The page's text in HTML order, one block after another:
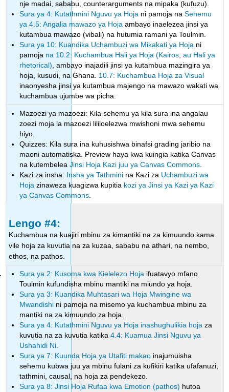
nje madai, sababu, counterarguments na mipaka (kufuzu).
Sura ya 4: Kutathmini Nguvu ya Hoja ni pamoja naSehemu
ya 4.5: Angalia mawazo ya Hoja ambayo inaelezea jinsi ya
kutambua mawazo (vibali) na hutumia ramani ya Toulmin.
Sura ya 10: Kuandika Uchambuzi wa Mikakati ya Hoja ni
pamoja na 10.2: Kuchambua Hali ya Hoja (Kairos, au Hali ya
rhetorical), ambayo inajadili jinsi ya kutambua mazingira ya
hoja, kusudi, na Ghana. 10.7: Kuchambua Hoja za Visual
inaonyesha jinsi ya kutambua majengo na mawazo wakati wa
kuchambua ujumbe wa picha.
Mazoezi ya mazoezi: Kila sehemu ya kila sura ina angalau
zoezi moja la mazoezi lililoelezwa mwishoni mwa sehemu
hiyo.
Quizzes: Kila sura ina kuhusishwa binafsi grading jaribio na
maoni automatiska. Preview haya kwa kuingia katika Canvas
na kutembeleaJinsi Hoja Kazi juu ya Canvas Commons
Kazi za insha: Insha ya Tathmini na Kazi za Uchambuzi wa
Hoja zinaweza kuagizwa kupitia kozi ya Jinsi ya Kazi ya Kazi
ya Canvas Commons
Lengo #4:
Kuchambua na kuajiri mbinu za kimantiki na za kimuundo kama
vile hoja za kuvutia na za kuzaa, sababu na athari, na nembo,
ethos, na pathos.
Sura ya 2: Kusoma kwa Kielelezo Hoja ifuatavyo mfano
Toulmin kufundisha mbinu mantiki na miundo ya hoja.
Sura ya 3: Kuandika Muhtasari wa Hoja Mwingine wa
Mwandishi ni pamoja na misemo ya kuchambua mbinu za
mantiki na za kimuundo za hoja.
Sura ya 4: Kutathmini Nguvu ya Hoja inashughulikia hoja za
kuvutia na za kuvutia katika4.4: Kuamua Jinsi Nguvu ya
Ushahidi Ni.
Sura ya 7: Kuunda Hoja ya Utafiti makao inajumuisha
sehemu kubwa juu ya mbinu fulani za kufikiri katika ufafanuzi,
tathmini, causal, na hoja za pendekezo.
Sura ya 8: Jinsi Hoja Rufaa kwa Emotion (pathos) hutoa